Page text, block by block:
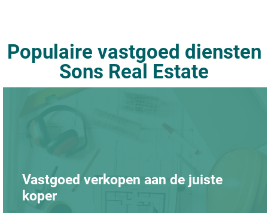
Populaire vastgoed diensten
Sons Real Estate
Vastgoed verkopen aan de juiste
koper